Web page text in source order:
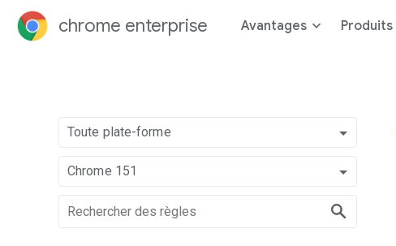
chrome enterprise Avantages Produits
Toute plate-forme
Chrome 151